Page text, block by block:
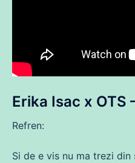
Erika Isac x OTS
Refren:
Si de e vis nu ma trezi din